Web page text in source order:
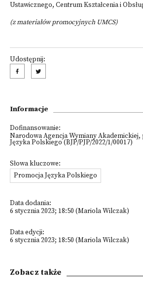
Ustawicznego, Centrum Kształcenia i
(z materiałów promocyjnych UMCS)
Udostępnij:
Informacje
Dofinansowanie:
Narodowa Agencja Wymiany
Języka Polskiego (BJP/PJP/2022/1/00017)
Słowa kluczowe:
Promocja Języka Polskiego
Data dodania:
6 stycznia 2023; 18:50 (Mariola Wilczak)
Data edycji:
6 stycznia 2023; 18:50 (Mariola Wilczak)
Zobacz także